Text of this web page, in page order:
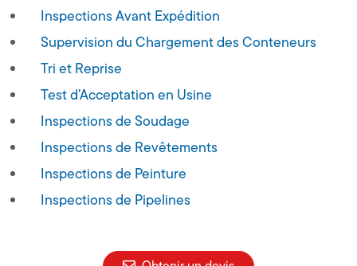
Inspections Avant Expédition
Supervision du Chargement des Conteneurs
Tri et Reprise
Test d’Acceptation en Usine
Inspections de Soudage
Inspections de Revêtements
Inspections de Peinture
Inspections de Pipelines